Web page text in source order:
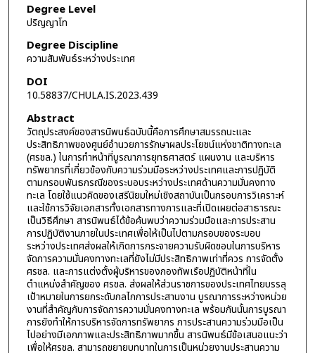
Degree Level
ปริญญาโท
Degree Discipline
ความสัมพันธ์ระหว่างประเทศ
DOI
10.58837/CHULA.IS.2023.439
Abstract
วัตถุประสงค์ของสารนิพนธ์ฉบับนี้คือการศึกษาสมรรถนะและ
ประสิทธิภาพของศูนย์อำนวยการรักษาผลประโยชน์แห่งชาติทางทะเล
(ศรชล.) ในการทำหน้าที่บูรณาการยุทธศาสตร์ แผนงาน และบริหาร
ทรัพยากรที่เกี่ยวข้องกับความร่วมมือระหว่างประเทศและการปฏิบัติ
ตามกรอบพันธกรณีของระบอบระหว่างประเทศด้านความมั่นคงทาง
ทะเล โดยใช้แนวคิดของเสรีนิยมใหม่เชิงสถาบันเป็นกรอบการวิเคราะห์
และใช้การวิจัยเอกสารทั้งเอกสารทางการและที่เปิดเผยต่อสาธารณะ
เป็นวิธีศึกษา สารนิพนธ์ได้ข้อค้นพบว่าความร่วมมือและการประสาน
การปฏิบัติงานภายในประเทศเพื่อให้เป็นไปตามกรอบของระบอบ
ระหว่างประเทศส่งผลให้เกิดการกระจายความรับผิดชอบในการบริหาร
จัดการความมั่นคงทางทะเลที่ยังไม่มีประสิทธิภาพเท่าที่ควร การจัดตั้ง
ศรชล. และการแต่งตั้งผู้บริหารของกองทัพเรือปฏิบัติหน้าที่ใน
ตำแหน่งสำคัญของ ศรชล. ส่งผลให้ส่วนราชการของประเทศไทยบรรลุ
เป้าหมายในการยกระดับกลไกการประสานงาน บูรณาการระหว่างหน่วย
งานที่สำคัญกับการจัดการความมั่นคงทางทะเล พร้อมกันนั้นการบูรณา
การยังทำให้การบริหารจัดการทรัพยากร การประสานความร่วมมือเป็น
ไปอย่างมีเอกภาพและประสิทธิภาพมากขึ้น สารนิพนธ์มีข้อเสนอแนะว่า
เพื่อให้ศรชล. สามารถขยายบทบาทในการเป็นหน่วยงานประสานความ